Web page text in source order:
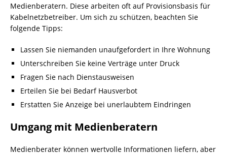
Medienberatern. Diese arbeiten oft auf Provisionsbasis für
Kabelnetzbetreiber. Um sich zu schützen, beachten Sie
folgende Tipps:
Lassen Sie niemanden unaufgefordert in Ihre Wohnung
Unterschreiben Sie keine Verträge unter Druck
Fragen Sie nach Dienstausweisen
Erteilen Sie bei Bedarf Hausverbot
Erstatten Sie Anzeige bei unerlaubtem Eindringen
Umgang mit Medienberatern
Medienberater können wertvolle Informationen liefern, aber